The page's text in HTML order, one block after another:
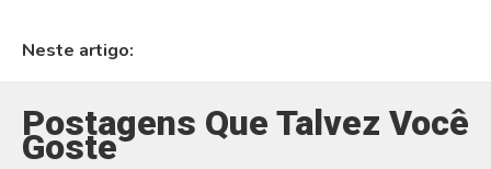
Neste artigo:
Postagens Que Talvez Você
Goste